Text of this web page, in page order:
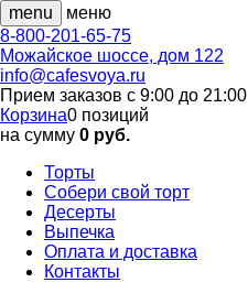
menu
меню
8-800-201-65-75
Можайское шоссе, дом 122
info@cafesvoya.ru
Прием заказов с 9:00 до 21:00
Корзина0 позиций
на сумму 0 руб.
Торты
Собери свой торт
Десерты
Выпечка
Оплата и доставка
Контакты